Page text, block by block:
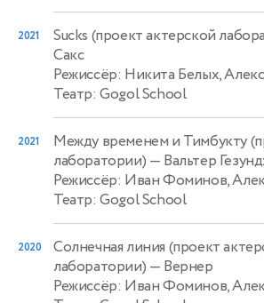
2021 Sucks (проект актерской
Сакс
Режиссёр: Никита Белых,
Театр: Gogol School
2021
Между временем и Тимбукту
лаборатории) — Вальтер
Режиссёр: Иван Фоминов,
Театр: Gogol School
2020
Солнечная линия (проект
лаборатории) — Вернер
Режиссёр: Иван Фоминов,